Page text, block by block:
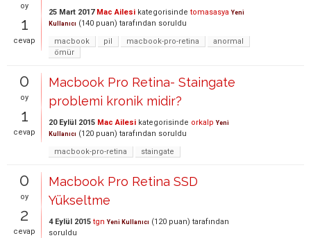
oy
1
cevap
25 Mart 2017 Mac Ailesi kategorisinde tomasasya Yeni
Kullanıcı (140 puan) tarafından soruldu
macbook
pil macbook-pro-retina
anormal
ömür
0
oy
1
cevap
Macbook Pro Retina- Staingate
problemi kronik midir?
20 Eylül 2015 Mac Ailesi kategorisinde orkalp Yeni
Kullanıcı (120 puan) tarafından soruldu
macbook-pro-retina
staingate
0
oy
2
cevap
Macbook Pro Retina SSD
Yükseltme
4 Eylül 2015 tgn Yeni Kullanıcı (120 puan) tarafından
soruldu